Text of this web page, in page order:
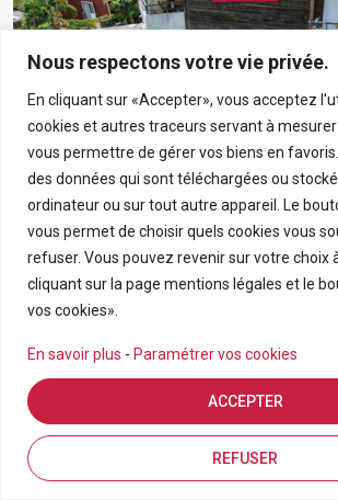
Nous respectons votre vie privée.
En cliquant sur «Accepter», vous acceptez
cookies et autres traceurs servant à
vous permettre de gérer vos biens en
des données qui sont téléchargées ou
ordinateur ou sur tout autre appareil. Le
vous permet de choisir quels cookies vous
refuser. Vous pouvez revenir sur votre choix
cliquant sur la page mentions légales et le
vos cookies».
En savoir plus - Paramétrer vos cookies
REFUSER
ACCEPTER
Estimation en
190 000€
Appartement T3 En Rez-De-Chaussée
BRAS PANON
3 69.21